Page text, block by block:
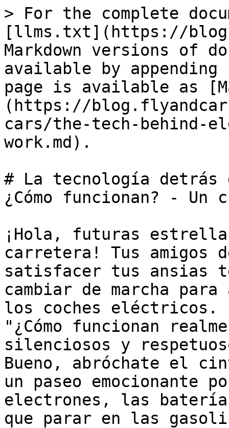
> For the complete
[llms.txt](https://
Markdown versions of
available by
page is available as
(https://
cars/the-tech-behind-
work.md).
# La tecnología
¿Cómo funcionan? - Un
¡Hola, futuras
carretera! Tus amigos
satisfacer tus ansias
cambiar de marcha
los coches eléctricos.
"¿Cómo funcionan
silenciosos y
Bueno, abróchate el
un paseo emocionante
electrones, las
que parar en las